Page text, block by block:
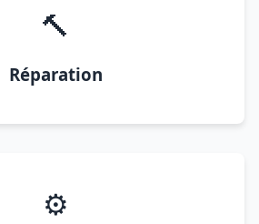
🔨
Réparation
⚙️